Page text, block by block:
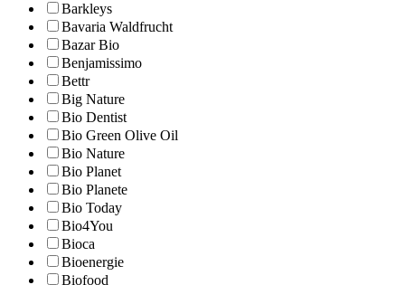
Barkleys
Bavaria Waldfrucht
Bazar Bio
Benjamissimo
Bettr
Big Nature
Bio Dentist
Bio Green Olive Oil
Bio Nature
Bio Planet
Bio Planete
Bio Today
Bio4You
Bioca
Bioenergie
Biofood